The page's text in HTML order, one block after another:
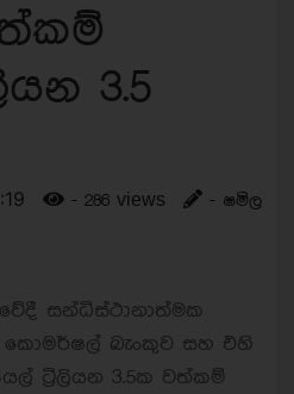
3.5
- 286 views
- ෂමිල
සන්ධිස්ථානාත්මක
බැංකුව සහ එහි
ට්‍රිලියන 3.5ක වත්කම්